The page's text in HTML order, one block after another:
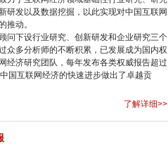
研发以及数据挖掘，以此实现对中国互联网
推动。
下设行业研究、创新研发和企业研究三个
众多分析师的不断积累，已发展成为国内权
经济研究团队，每年发布各类权威报告超过
国互联网经济的快速进步做出了卓越贡
了解详细>>